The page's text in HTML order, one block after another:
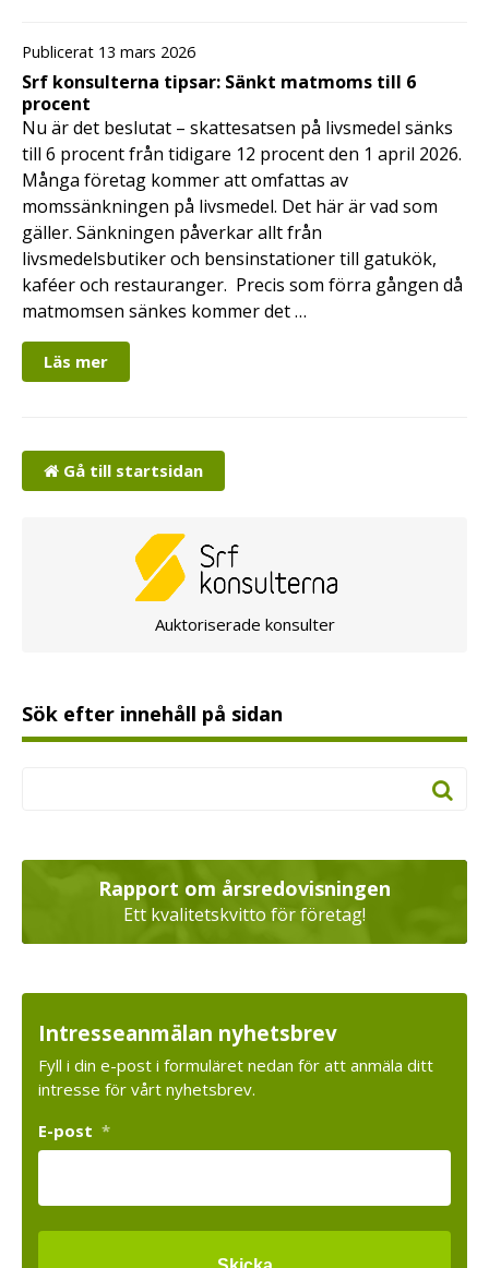
Publicerat 13 mars 2026
Srf konsulterna tipsar: Sänkt matmoms till 6
procent
Nu är det beslutat – skattesatsen på livsmedel sänks
till 6 procent från tidigare 12 procent den 1 april 2026.
Många företag kommer att omfattas av
momssänkningen på livsmedel. Det här är vad som
gäller. Sänkningen påverkar allt från
livsmedelsbutiker och bensinstationer till gatukök,
kaféer och restauranger. Precis som förra gången då
matmomsen sänkes kommer det …
Läs mer
Gå till startsidan
Auktoriserade konsulter
Sök efter innehåll på sidan
Rapport om årsredovisningen
Ett kvalitetskvitto för företag!
Intresseanmälan nyhetsbrev
Fyll i din e-post i formuläret nedan för att anmäla ditt
intresse för vårt nyhetsbrev.
E-post *